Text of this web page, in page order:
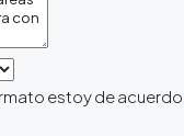
estoy de acuerdo